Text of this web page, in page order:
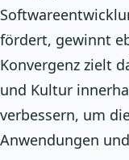
fördert, gewinnt
Konvergenz zielt
und Kultur
verbessern, um
Anwendungen